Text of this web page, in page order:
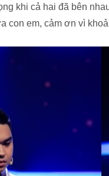
khi cả hai đã bên
con em, cảm ơn vì